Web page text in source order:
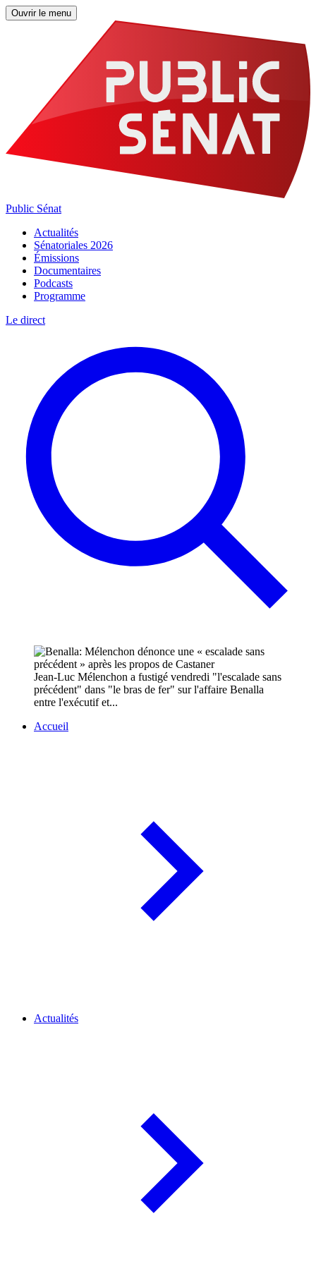
Ouvrir le menu
Public Sénat
Actualités
Sénatoriales 2026
Émissions
Documentaires
Podcasts
Programme
Le direct
Jean-Luc Mélenchon a fustigé vendredi "l'escalade sans
précédent" dans "le bras de fer" sur l'affaire Benalla
entre l'exécutif et...
Accueil
Actualités